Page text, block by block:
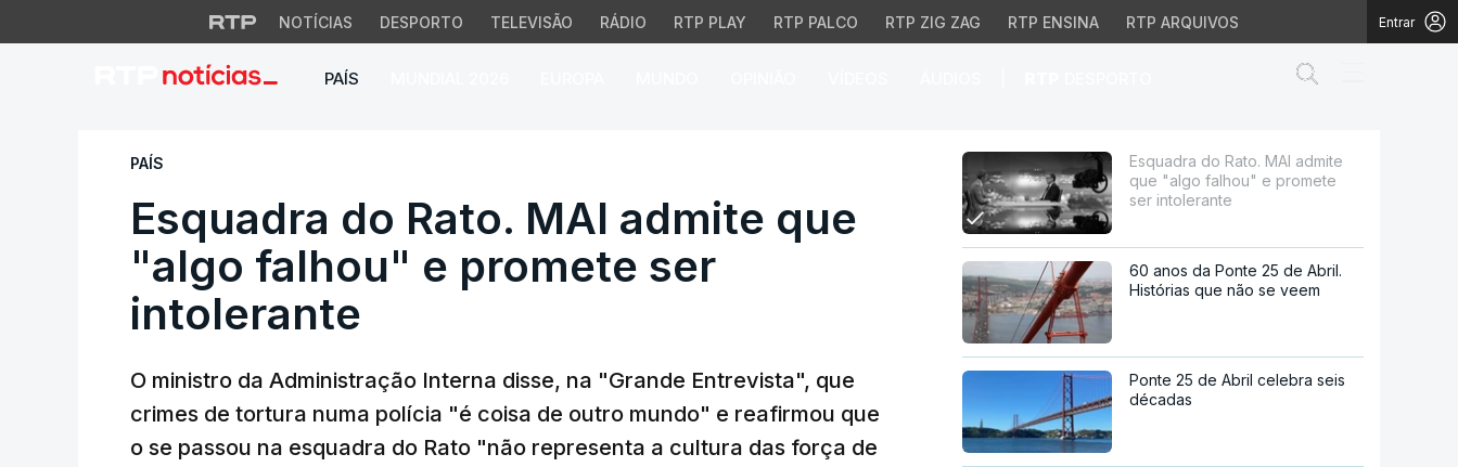
NOTÍCIAS DESPORTO TELEVISÃO RÁDIO RTP PLAY RTP PALCO RTP ZIG ZAG RTP ENSINA RTP ARQUIVOS Entrar
PAÍS
Esquadra do Rato. MAI admite que "algo falhou" e promete ser
PAÍS
Esquadra do Rato. MAI admite que
"algo falhou" e promete ser
intolerante
O ministro da Administração Interna disse, na "Grande Entrevista", que
crimes de tortura numa polícia "é coisa de outro mundo" e reafirmou que
o se passou na esquadra do Rato "não representa a cultura das força de
Esquadra do Rato. MAI admite
que "algo falhou" e promete
ser intolerante
60 anos da Ponte 25 de Abril.
Histórias que não se veem
Ponte 25 de Abril celebra seis
décadas